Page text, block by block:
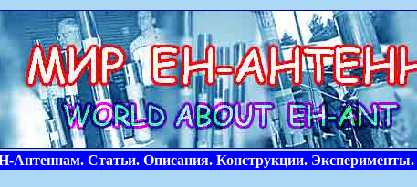
Статьи. Описания. Конструкции. Эксперименты.